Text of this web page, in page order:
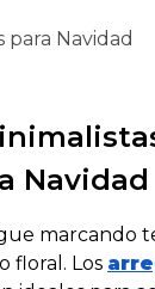
Navidad
marcando
floral. Los